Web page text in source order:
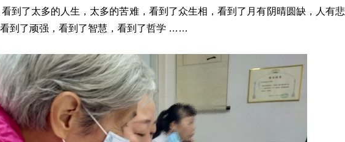
到了太多的人生，太多的苦难，看到了众生相，看到了月有阴晴圆缺，人有悲
到了顽强，看到了智慧，看到了哲学 ……